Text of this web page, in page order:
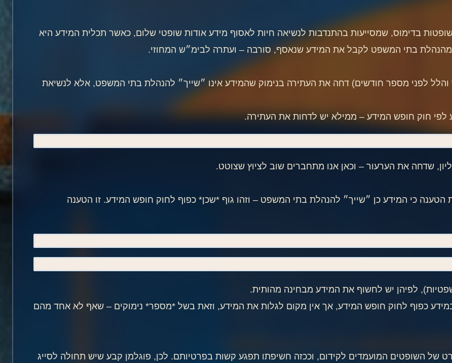
בדימוס, שמסייעות בהתנדבות לנשיאה חיות לאסוף מידע אודות שופטי שלום, כאשר תכלית המידע היא
מהנהלת בתי המשפט לקבל את המידע שנאסף, סורבה – ועתרה לבימ״ש המחוזי.
והלל לפני מספר חודשים) דחה את העתירה בנימוק שהמידע אינו ״שייך״ להנהלת בתי המשפט, אלא לנשיאת
לפי חוק חופש המידע – ממילא יש לדחות את העתירה.
שדחה את הערעור – וכאן אנו מתחברים שוב לציוץ שצוטט.
כי המידע כן ״שייך״ להנהלת בתי המשפט – וזהו גוף *שכן* כפוף לחוק חופש המידע. זו הטענה
לפיהן יש לחשוף את המידע מבחינה מהותית.
כפוף לחוק חופש המידע, אך אין מקום לגלות את המידע, וזאת בשל *מספר* נימוקים – שאף לא אחד מהם
של השופטים המועמדים לקידום, וככזה חשיפתו תפגע קשות בפרטיותם. לכן, פוגלמן קבע שיש תחולה לסייג